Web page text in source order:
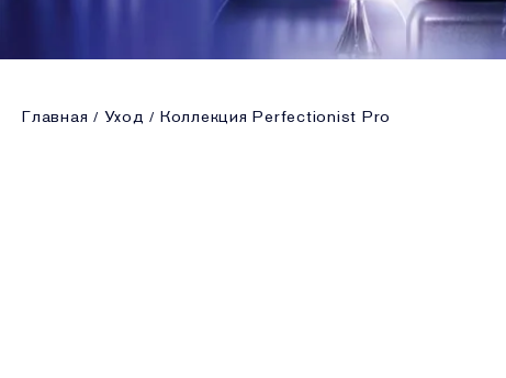
Главная Уход Коллекция Perfectionist Pro